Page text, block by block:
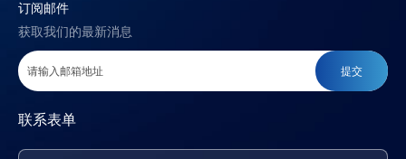
联系表单
订阅邮件
获取我们的最新消息
提交